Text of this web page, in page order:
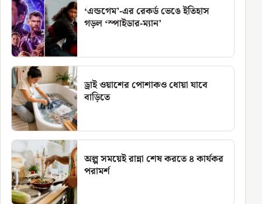
‘এন্ডগেম’-এর রেকর্ড ভেঙে ইতিহাস
গড়ল ‘স্পাইডার-ম্যান’
ড্রাই ওয়াশের পোশাকও ধোয়া যাবে
বাড়িতে
অল্প সময়েই রান্না শেষ করতে ৪ কার্যকর
পরামর্শ